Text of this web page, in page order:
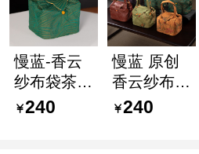
慢蓝-香云
纱布袋茶事
袋旅便携袋
240
慢蓝 原创
香云纱布艺
茶事包 加
240